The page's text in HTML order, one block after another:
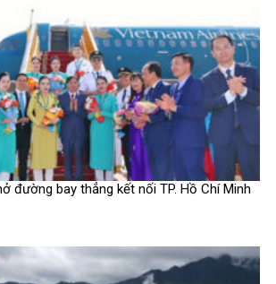
đường bay thẳng kết nối TP. Hồ Chí Minh